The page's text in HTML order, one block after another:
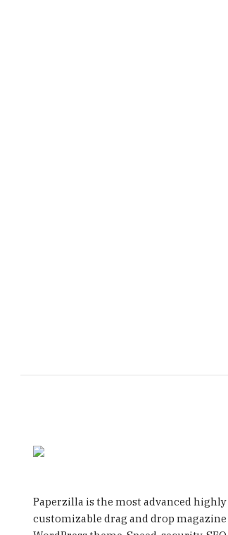
Paperzilla is the most advanced highly
customizable drag and drop magazine